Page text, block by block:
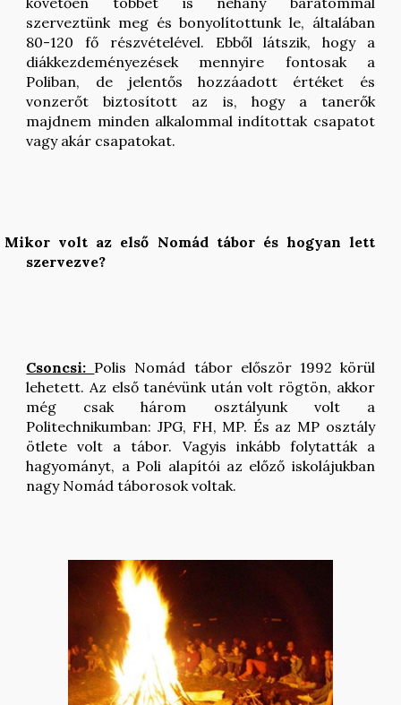
szerveztünk meg és bonyolítottunk le, általában
80-120 fő részvételével. Ebből látszik, hogy a
diákkezdeményezések mennyire fontosak a
Poliban, de jelentős hozzáadott értéket és
vonzerőt biztosított az is, hogy a tanerők
majdnem minden alkalommal indítottak csapatot
vagy akár csapatokat.
Mikor volt az első Nomád tábor és hogyan lett
szervezve?
Csoncsi: Polis Nomád tábor először 1992 körül
lehetett. Az első tanévünk után volt rögtön, akkor
még csak három osztályunk volt a
Politechnikumban:JPG, FH, MP. És az MP osztály
ötlete volt a tábor. Vagyis inkább folytatták a
hagyományt, a Poli alapítói az előző iskolájukban
nagy Nomád táborosok voltak.